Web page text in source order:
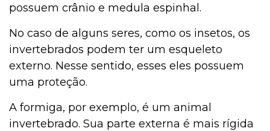
possuem crânio e medula espinhal.
No caso de alguns seres, como os insetos, os
invertebrados podem ter um esqueleto
externo. Nesse sentido, esses eles possuem
uma proteção.
A formiga, por exemplo, é um animal
invertebrado. Sua parte externa é mais rígida